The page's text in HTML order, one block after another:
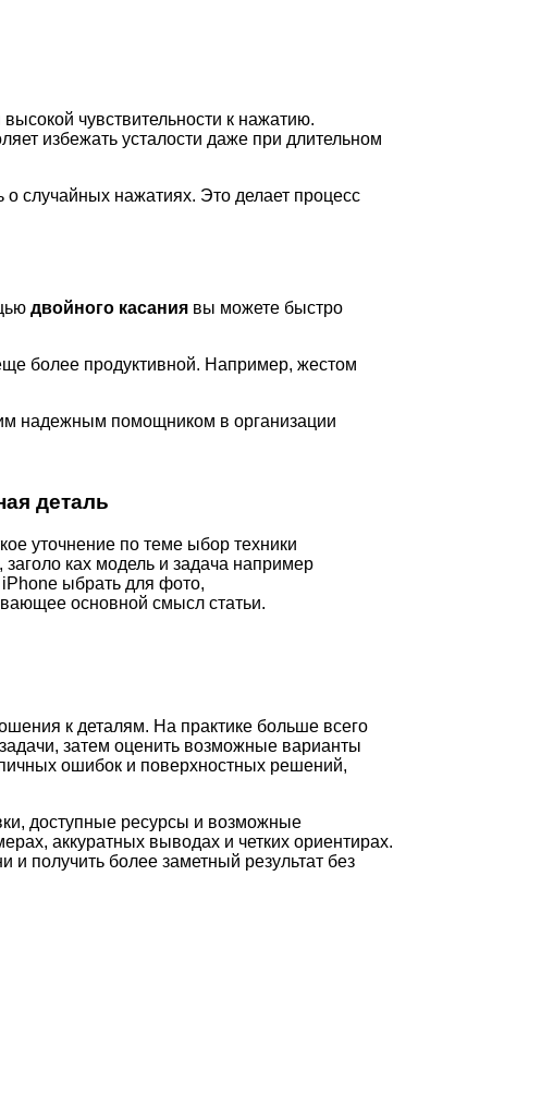
чувствительности к нажатию.
избежать усталости даже при длительном
о случайных нажатиях. Это делает процесс
двойного касания вы можете быстро
более продуктивной. Например, жестом
надежным помощником в организации
деталь
уточнение по теме ыбор техники
заголо ках модель и задача например
iPhone ыбрать для фото,
основной смысл статьи.
к деталям. На практике больше всего
затем оценить возможные варианты
ошибок и поверхностных решений,
доступные ресурсы и возможные
аккуратных выводах и четких ориентирах.
и получить более заметный результат без